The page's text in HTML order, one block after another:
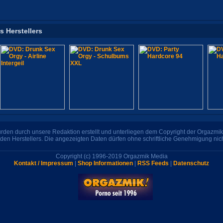
Herstellers
durch unsere Redaktion erstellt und unterliegen dem Copyright der
Herstellers. Die angezeigten Daten dürfen ohne schriftliche Genehmigung
Copyright (c) 1996-2019 Orgazmik Media
Kontakt / Impressum
Shop Informationen RSS Feeds Datenschutz